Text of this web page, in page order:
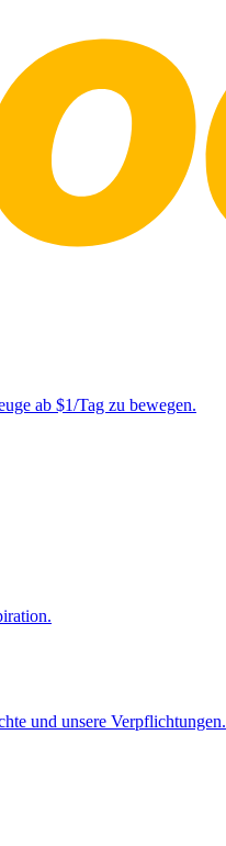
ab $1/Tag zu bewegen.
und unsere Verpflichtungen.